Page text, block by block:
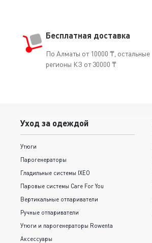
Бесплатная доставка
По Алматы от 10000 ₸, остальные
регионы КЗ от 30000 ₸
Уход за одеждой
Утюги
Парогенераторы
Гладильные системы IXEO
Паровые системы Care For You
Вертикальные отпариватели
Ручные отпариватели
Утюги и парогенераторы Rowenta
Аксессуары